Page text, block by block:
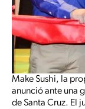
Make Sushi, la
anunció ante una
de Santa Cruz. El